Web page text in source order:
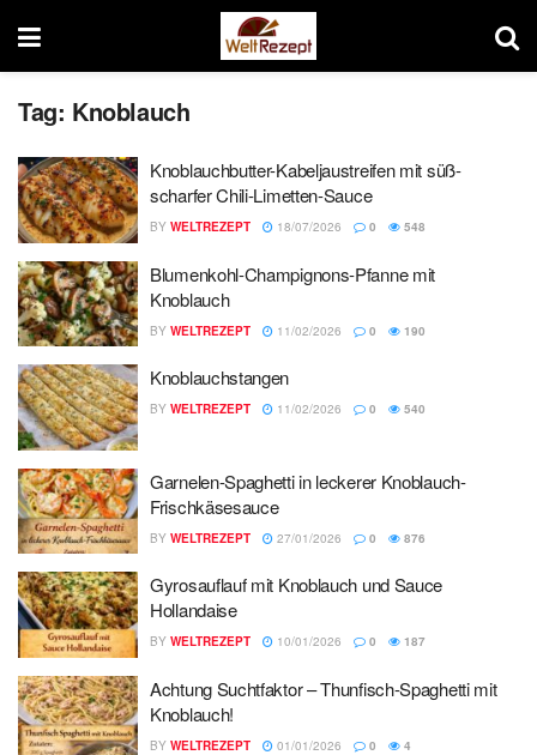
Tag: Knoblauch
Knoblauchbutter-Kabeljaustreifen mit süß-
scharfer Chili-Limetten-Sauce
BY WELTREZEPT 18/07/2026 0 548
Blumenkohl-Champignons-Pfanne mit
Knoblauch
BY WELTREZEPT 11/02/2026 0 190
Knoblauchstangen
BY WELTREZEPT 11/02/2026 0 540
Garnelen-Spaghetti in leckerer Knoblauch-
Frischkäsesauce
BY WELTREZEPT 27/01/2026 0 876
Gyrosauflauf mit Knoblauch und Sauce
Hollandaise
BY WELTREZEPT 10/01/2026 0 187
Achtung Suchtfaktor – Thunfisch-Spaghetti mit
Knoblauch!
BY WELTREZEPT 01/01/2026 0 4